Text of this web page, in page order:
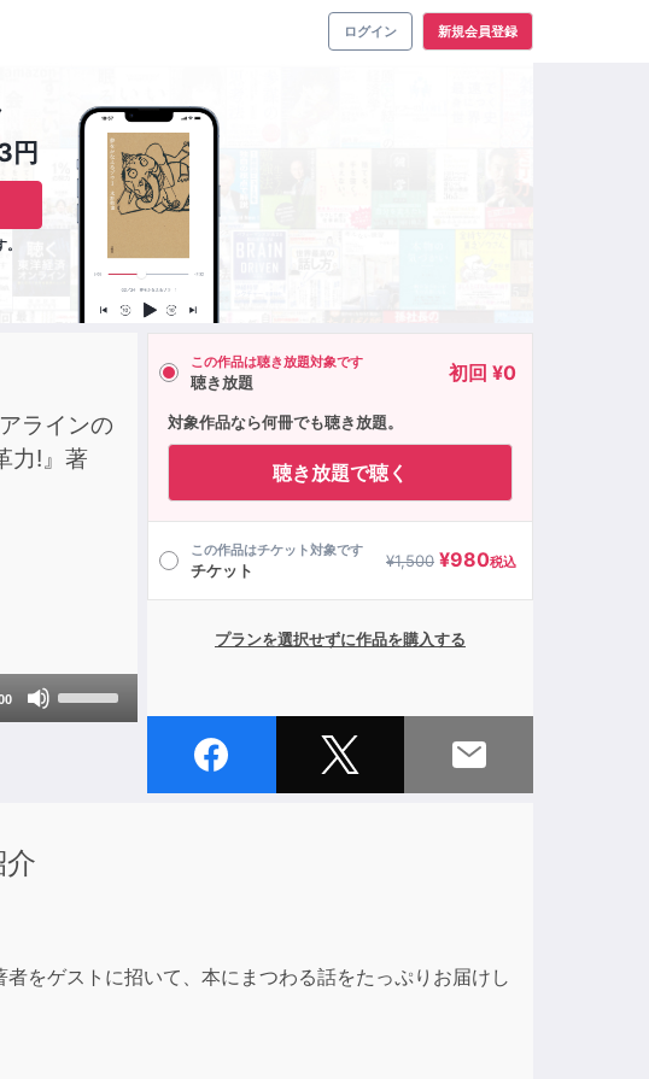
ログイン 新規会員登録
円
ラインの
力!』著
この作品は聴き放題対象です
聴き放題 初回 ¥0
対象作品なら何冊でも聴き放題。
聴き放題で聴く
この作品はチケット対象です
チケット ¥1,500 ¥980税込
プランを選択せずに作品を購入する
をゲストに招いて、本にまつわる話をたっぷりお届けし